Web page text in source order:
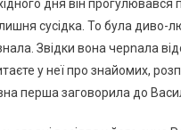
дня він прогулювався
сусідка. То була диво-
Звідки вона черnала
у неї про знайомих,
перша заговорила до